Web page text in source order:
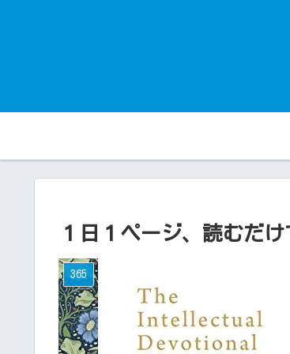
１日１ページ、読むだ
365